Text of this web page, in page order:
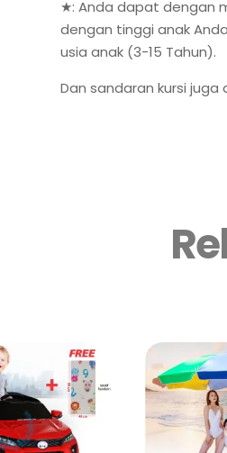
★: Anda dapat dengan
dengan tinggi anak
usia anak (3-15 Tahun).
Dan sandaran kursi